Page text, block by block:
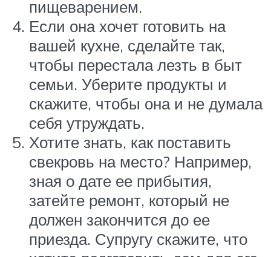
пищеварением.
Если она хочет готовить на
вашей кухне, сделайте так,
чтобы перестала лезть в быт
семьи. Уберите продукты и
скажите, чтобы она и не думала
себя утруждать.
Хотите знать, как поставить
свекровь на место? Например,
зная о дате ее прибытия,
затейте ремонт, который не
должен закончится до ее
приезда. Супругу скажите, что